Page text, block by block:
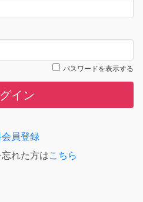
パスワードを表示する
イン
員登録
れた方はこちら